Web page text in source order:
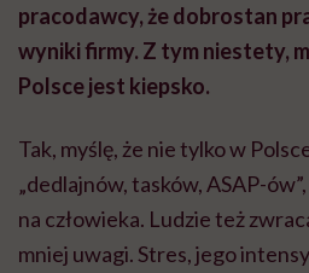
pracodawcy, że dobrostan
wyniki firmy. Z tym niestety,
Polsce jest kiepsko.
Tak, myślę, że nie tylko w
„dedlajnów, tasków, ASAP-
na człowieka. Ludzie też
mniej uwagi. Stres, jego